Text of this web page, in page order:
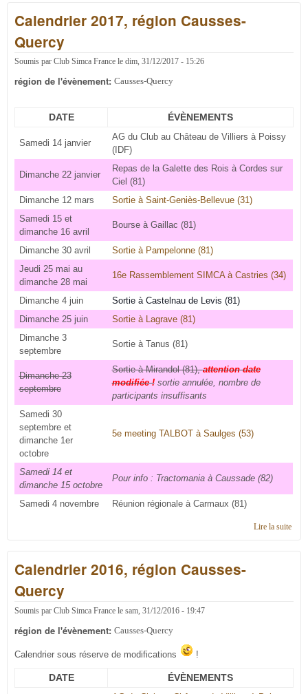
Calendrier 2017, région Causses-
Quercy
Soumis par Club Simca France le dim, 31/12/2017 - 15:26
région de l'évènement: Causses-Quercy
DATE ÉVÈNEMENTS
Samedi 14 janvier
AG du Club au Château de Villiers à Poissy
(IDF)
Dimanche 22 janvier
Repas de la Galette des Rois à Cordes sur
Ciel (81)
Dimanche 12 mars
Sortie à Saint-Geniès-Bellevue (31)
Samedi 15 et
dimanche 16 avril
Bourse à Gaillac (81)
Dimanche 30 avril
Sortie à Pampelonne (81)
Jeudi 25 mai au
dimanche 28 mai
16e Rassemblement SIMCA à Castries (34)
Dimanche 4 juin
Sortie à Castelnau de Levis (81)
Dimanche 25 juin
Sortie à Lagrave (81)
Dimanche 3
septembre
Sortie à Tanus (81)
Dimanche 23
septembre
Sortie à Mirandol (81),attention date
modifiée ! sortie annulée, nombre de
participants insuffisants
Samedi 30
septembre et
dimanche 1er
octobre
5e meeting TALBOT à Saulges (53)
Samedi 14 et
dimanche 15 octobre
Pour info : Tractomania à Caussade (82)
Samedi 4 novembre Réunion régionale à Carmaux (81)
Lire la suitede
Calendrier 2016, région Causses-
Quercy
Soumis par Club Simca France le sam, 31/12/2016 - 19:47
région de l'évènement: Causses-Quercy
Calendrier sous réserve de modifications !
DATE ÉVÈNEMENTS